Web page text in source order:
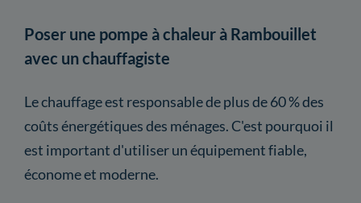
Poser une pompe à chaleur à Rambouillet
avec un chauffagiste
Le chauffage est responsable de plus de 60 % des
coûts énergétiques des ménages. C'est pourquoi il
est important d'utiliser un équipement fiable,
économe et moderne.